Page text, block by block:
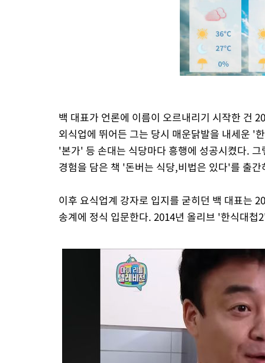
백 대표가 언론에 이름이 오르내리기 시작한 건
외식업에 뛰어든 그는 당시 매운닭발을 내세운 '
'본가' 등 손대는 식당마다 흥행에 성공시켰다.
경험을 담은 책 '돈버는 식당,비법은 있다'를 출
이후 요식업계 강자로 입지를 굳히던 백 대표는
송계에 정식 입문한다. 2014년 올리브 '한식대